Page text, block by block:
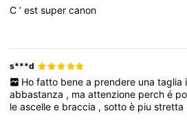
4.79
C’estsupercanon
s***d
Ho fatto bene a prendere una taglia
abbastanza , maattenzione perché
leascellee braccia ,sottoè piustretta